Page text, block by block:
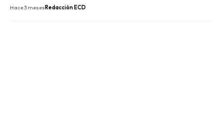
Hace 3 mesesRedacción ECD